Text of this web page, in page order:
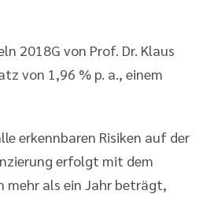
2018G von Prof. Dr. Klaus
von 1,96 % p. a., einem
erkennbaren Risiken auf der
erfolgt mit dem
mehr als ein Jahr beträgt,